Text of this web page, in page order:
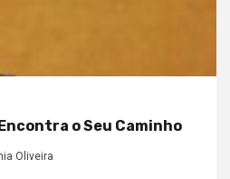
o Seu Caminho
Oliveira